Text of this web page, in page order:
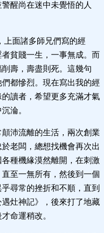
醒尚在迷中未覺悟的人
上面諸多師兄們寫的經
貧賤一生，一事無成。而
壽，壽盡則死。這幾句
都慘烈。現在寫出我的經
讀者，希望更多充滿才氣
淪。
沛流離的生活，兩次創業
老闆，總想找機會再次出
種機緣漠然離開，在刺激
至一無所有，然後到一個
尋常的挫折和不順，直到
灶神記》，後來打了地藏
命運稍改。